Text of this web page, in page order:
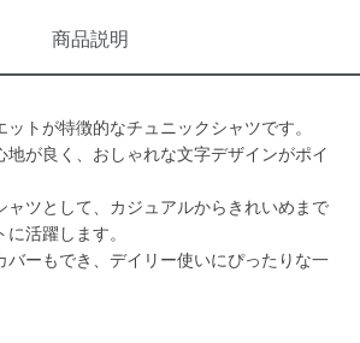
商品説明
トが特徴的なチュニックシャツです。
地が良く、おしゃれな文字デザインがポイ
ャツとして、カジュアルからきれいめまで
活躍します。
バーもでき、デイリー使いにぴったりな一